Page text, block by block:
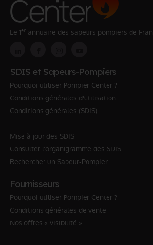
Le 1er annuaire des sapeurs pompiers de
SDIS et Sapeurs-Pompiers
Pourquoi utiliser Pompier Center ?
Conditions générales d'utilisation
Conditions générales (SDIS)
Mise à jour des SDIS
Consulter l'organigramme des SDIS
Rechercher un Sapeur-Pompier
Fournisseurs
Pourquoi utiliser Pompier Center ?
Conditions générales de vente
Nos offres « visibilité »